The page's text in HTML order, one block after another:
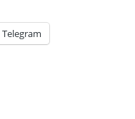
Telegram